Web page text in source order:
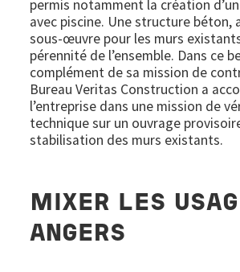
permis notamment la création
avec piscine. Une structure béton,
sous-œuvre pour les murs
pérennité de l’ensemble. Dans ce
complément de sa mission de
Bureau Veritas Construction a
l’entreprise dans une mission de
technique sur un ouvrage
stabilisation des murs existants.
MIXER LES
ANGERS